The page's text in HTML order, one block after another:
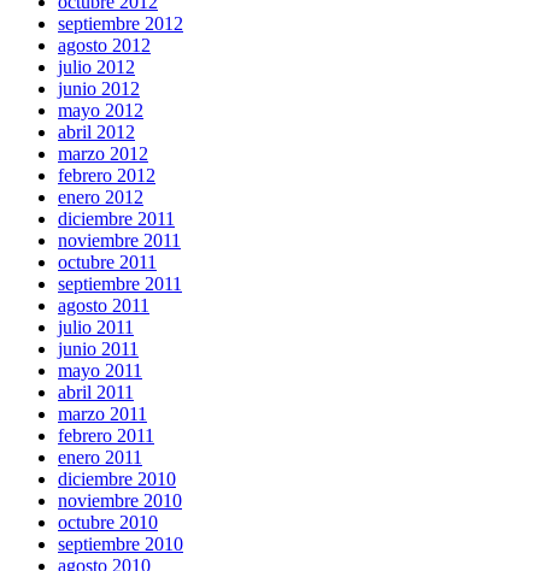
septiembre 2012
agosto 2012
julio 2012
junio 2012
mayo 2012
abril 2012
marzo 2012
febrero 2012
enero 2012
diciembre 2011
noviembre 2011
octubre 2011
septiembre 2011
agosto 2011
julio 2011
junio 2011
mayo 2011
abril 2011
marzo 2011
febrero 2011
enero 2011
diciembre 2010
noviembre 2010
octubre 2010
septiembre 2010
agosto 2010